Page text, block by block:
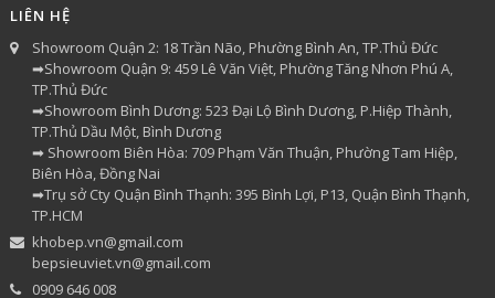
LIÊN HỆ
Showroom Quận 2: 18 Trần Não, Phường Bình An, TP.Thủ Đức
➡Showroom Quận 9: 459 Lê Văn Việt, Phường Tăng Nhơn Phú A,
TP.Thủ Đức
➡Showroom Bình Dương: 523 Đại Lộ Bình Dương, P.Hiệp Thành,
TP.Thủ Dầu Một, Bình Dương
➡ Showroom Biên Hòa: 709 Phạm Văn Thuận, Phường Tam Hiệp,
Biên Hòa, Đồng Nai
➡Trụ sở Cty Quận Bình Thạnh: 395 Bình Lợi, P13, Quận Bình Thạnh,
TP.HCM
khobep.vn@gmail.com
bepsieuviet.vn@gmail.com
0909 646 008